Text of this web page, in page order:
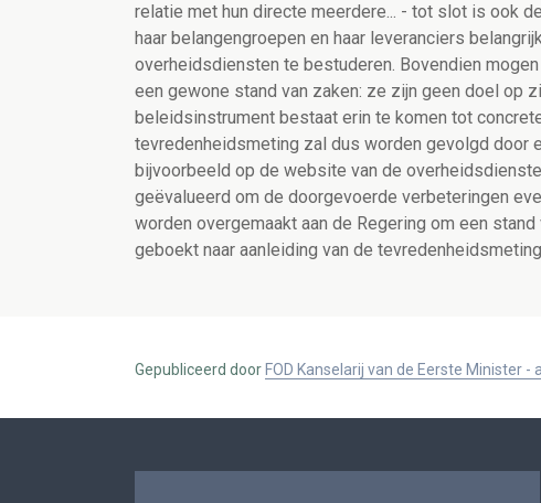
relatie met hun directe meerdere... - tot slot is ook
haar belangengroepen en haar leveranciers
overheidsdiensten te bestuderen. Bovendien
een gewone stand van zaken: ze zijn geen doel op
beleidsinstrument bestaat erin te komen tot
tevredenheidsmeting zal dus worden gevolgd door
bijvoorbeeld op de website van de
geëvalueerd om de doorgevoerde verbeteringen
worden overgemaakt aan de Regering om een
geboekt naar aanleiding van de
Gepubliceerd door FOD Kanselarij van de Eerste Minister